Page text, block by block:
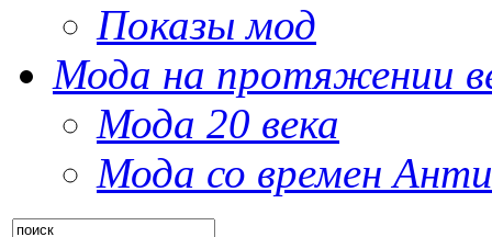
Показы мод
Мода на протяжении
Мода 20 века
Мода со времен